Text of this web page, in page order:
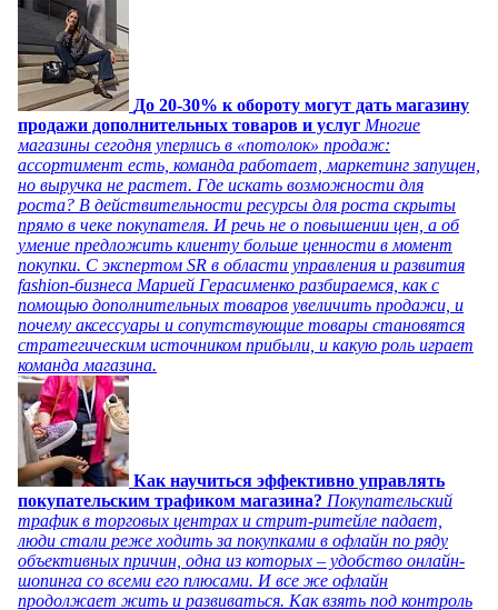
До 20-30% к обороту могут дать магазину
продажи дополнительных товаров и услуг Многие
магазины сегодня уперлись в «потолок» продаж:
ассортимент есть, команда работает, маркетинг запущен,
но выручка не растет. Где искать возможности для
роста? В действительности ресурсы для роста скрыты
прямо в чеке покупателя. И речь не о повышении цен, а об
умение предложить клиенту больше ценности в момент
покупки. С экспертом SR в области управления и развития
fashion-бизнеса Марией Герасименко разбираемся, как с
помощью дополнительных товаров увеличить продажи, и
почему аксессуары и сопутствующие товары становятся
стратегическим источником прибыли, и какую роль играет
команда магазина.
Как научиться эффективно управлять
покупательским трафиком магазина? Покупательский
трафик в торговых центрах и стрит-ритейле падает,
люди стали реже ходить за покупками в офлайн по ряду
объективных причин, одна из которых – удобство онлайн-
шопинга со всеми его плюсами. И все же офлайн
продолжает жить и развиваться. Как взять под контроль